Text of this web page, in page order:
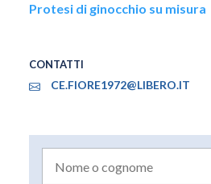
Protesi di ginocchio su misura
CONTATTI
CE.FIORE1972@LIBERO.IT